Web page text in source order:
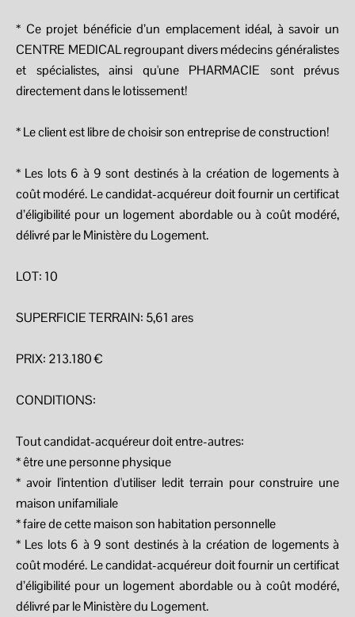
* Ce projet bénéficie d’un emplacement idéal, à savoir un
CENTRE MEDICAL regroupant divers médecins généralistes
et spécialistes, ainsi qu'une PHARMACIE sont prévus
directement dans le lotissement!
* Le client est libre de choisir son entreprise de construction!
* Les lots 6 à 9 sont destinés à la création de logements à
coût modéré. Le candidat-acquéreur doit fournir un certificat
d’éligibilité pour un logement abordable ou à coût modéré,
délivré par le Ministère du Logement.
LOT: 10
SUPERFICIE TERRAIN: 5,61 ares
PRIX: 213.180 €
CONDITIONS:
Tout candidat-acquéreur doit entre-autres:
* être une personne physique
* avoir l'intention d'utiliser ledit terrain pour construire une
maison unifamiliale
* faire de cette maison son habitation personnelle
* Les lots 6 à 9 sont destinés à la création de logements à
coût modéré. Le candidat-acquéreur doit fournir un certificat
d’éligibilité pour un logement abordable ou à coût modéré,
délivré par le Ministère du Logement.